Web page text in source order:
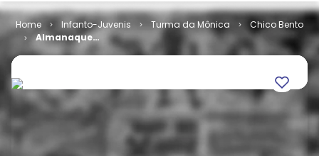
Infanto-Juvenis Turma da Mônica
Chico Bento
Almanaque
do Chico